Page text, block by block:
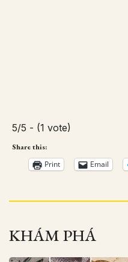
5/5 - (1 vote)
Share this:
Print Email
KHÁM PHÁ